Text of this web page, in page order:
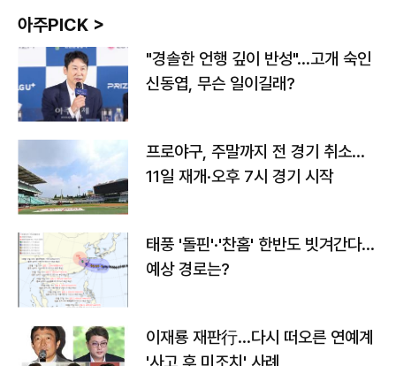
아주PICK >
"경솔한 언행 깊이 반성"…고개 숙인
신동엽, 무슨 일이길래?
프로야구, 주말까지 전 경기 취소…
11일 재개·오후 7시 경기 시작
태풍 '돌핀'·'찬홈' 한반도 빗겨간다…
예상 경로는?
이재룡 재판行…다시 떠오른 연예계
'사고 후 미조치' 사례